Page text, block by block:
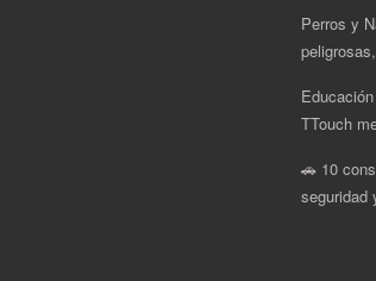
Perros y
TTouch
🚗 10
seguridad